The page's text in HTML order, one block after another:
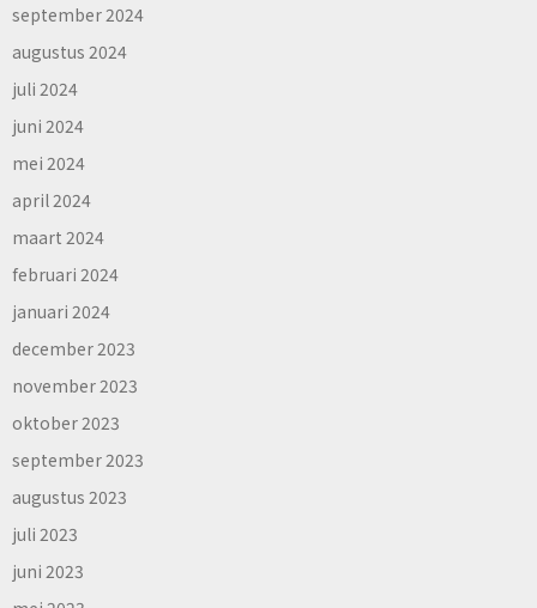
september 2024
augustus 2024
juli 2024
juni 2024
mei 2024
april 2024
maart 2024
februari 2024
januari 2024
december 2023
november 2023
oktober 2023
september 2023
augustus 2023
juli 2023
juni 2023